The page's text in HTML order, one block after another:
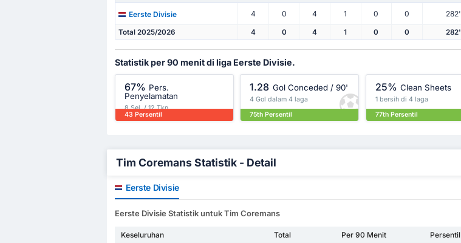
Eerste Divisie 4 0 4 1 0 0 282'
Total 2025/2026 4 0 4 1 0 0 282'
Statistik per 90 menit di liga Eerste Divisie.
67% Pers.
Penyelamatan
8 Sel. / 12 Tkn.
43 Persentil
1.28 Gol Conceded / 90'
4 Gol dalam 4 laga
75th Persentil
25% Clean Sheets
1 bersih di 4 laga
77th Persentil
Tim Coremans Statistik - Detail
Eerste Divisie
Eerste Divisie Statistik untuk Tim Coremans
Keseluruhan Total Per 90 Menit
Persentil